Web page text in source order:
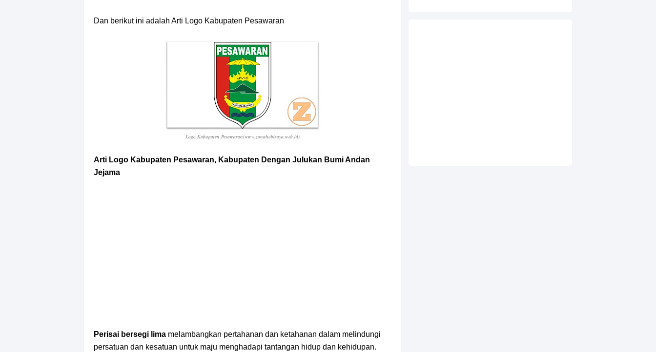
Dan berikut ini adalah Arti Logo Kabupaten Pesawaran
Logo Kabupaten Pesawaran(www.zonahobisaya.web.id)
Arti Logo Kabupaten Pesawaran, Kabupaten Dengan Julukan Bumi Andan
Jejama
Perisai bersegi lima melambangkan pertahanan dan ketahanan dalam melindungi
persatuan dan kesatuan untuk maju menghadapi tantangan hidup dan kehidupan.